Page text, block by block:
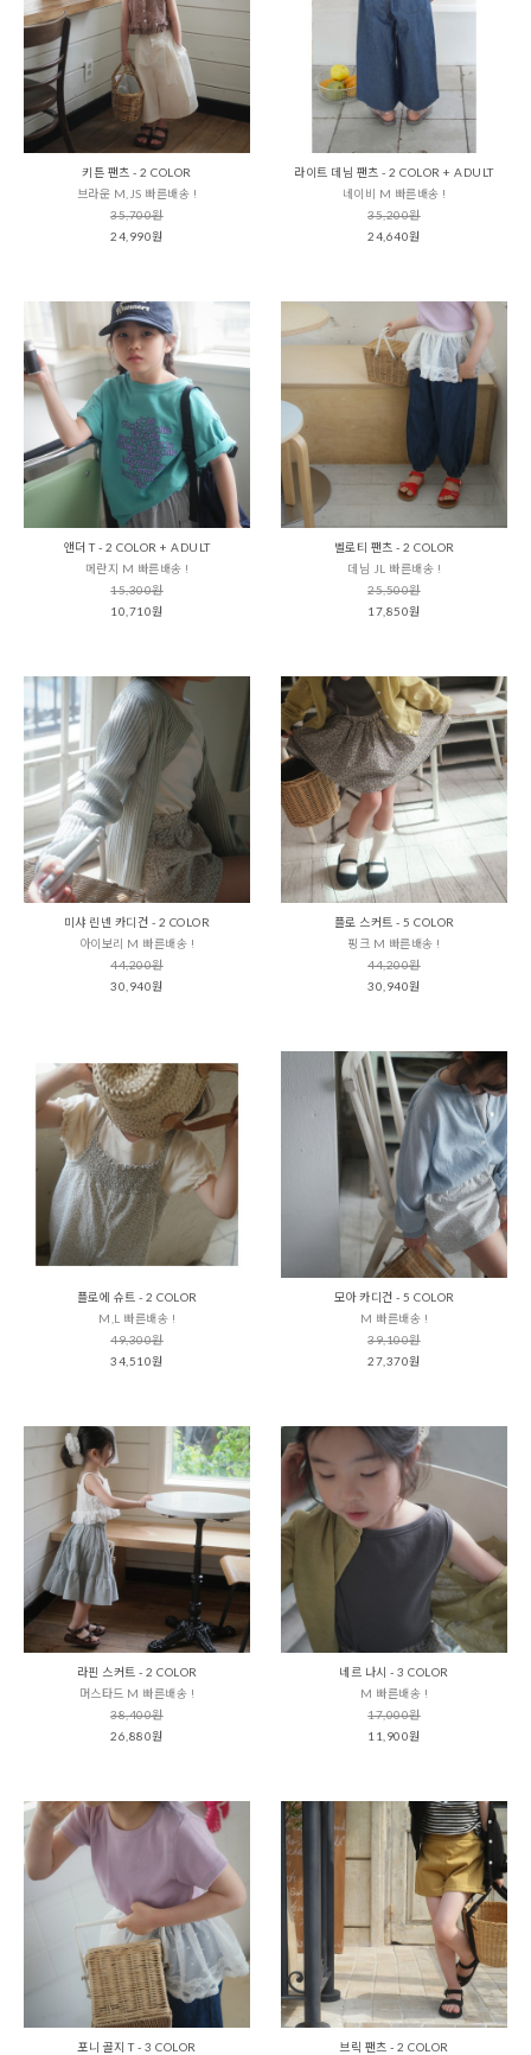
키튼 팬츠 - 2 COLOR
브라운 M,JS 빠른배송 !
35,700원
24,990원
라이트 데님 팬츠 - 2 COLOR + ADULT
네이비 M 빠른배송 !
35,200원
24,640원
앤더 T - 2 COLOR + ADULT
메란지 M 빠른배송 !
15,300원
10,710원
벨로티 팬츠 - 2 COLOR
데님 JL 빠른배송 !
25,500원
17,850원
미샤 린넨 카디건 - 2 COLOR
아이보리 M 빠른배송 !
44,200원
30,940원
플로 스커트 - 5 COLOR
핑크 M 빠른배송 !
44,200원
30,940원
플로에 슈트 - 2 COLOR
M,L 빠른배송 !
49,300원
34,510원
모아 카디건 - 5 COLOR
M 빠른배송 !
39,100원
27,370원
라핀 스커트 - 2 COLOR
머스타드 M 빠른배송 !
38,400원
26,880원
네르 나시 - 3 COLOR
M 빠른배송 !
17,000원
11,900원
포니 골지 T - 3 COLOR
브릭 팬츠 - 2 COLOR